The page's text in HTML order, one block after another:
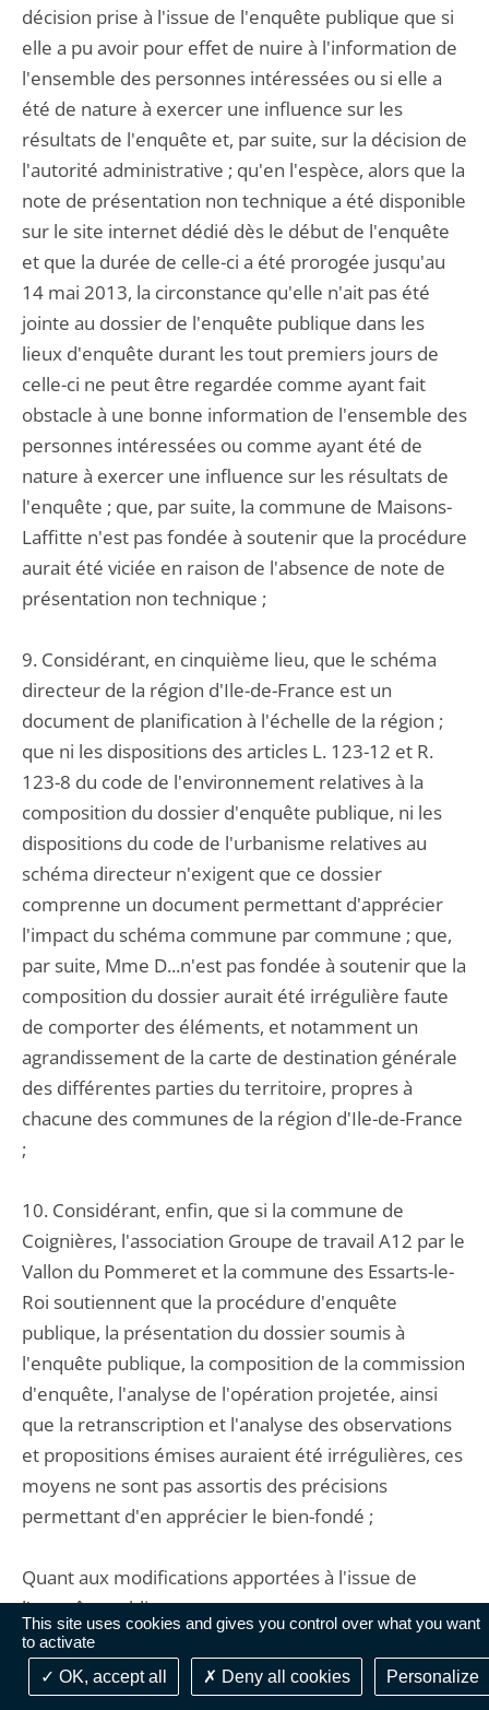
This site uses cookies and gives you control over what you want
to activate
OK, accept all
Deny all cookies Personalize
décision prise à l'issue de l'enquête publique que si
elle a pu avoir pour effet de nuire à l'information de
l'ensemble des personnes intéressées ou si elle a
été de nature à exercer une influence sur les
résultats de l'enquête et, par suite, sur la décision de
l'autorité administrative ; qu'en l'espèce, alors que la
note de présentation non technique a été disponible
sur le site internet dédié dès le début de l'enquête
et que la durée de celle-ci a été prorogée jusqu'au
14 mai 2013, la circonstance qu'elle n'ait pas été
jointe au dossier de l'enquête publique dans les
lieux d'enquête durant les tout premiers jours de
celle-ci ne peut être regardée comme ayant fait
obstacle à une bonne information de l'ensemble des
personnes intéressées ou comme ayant été de
nature à exercer une influence sur les résultats de
l'enquête ; que, par suite, la commune de Maisons-
Laffitte n'est pas fondée à soutenir que la procédure
aurait été viciée en raison de l'absence de note de
présentation non technique ;
9. Considérant, en cinquième lieu, que le schéma
directeur de la région d'Ile-de-France est un
document de planification à l'échelle de la région ;
que ni les dispositions des articles L. 123-12 et R.
123-8 du code de l'environnement relatives à la
composition du dossier d'enquête publique, ni les
dispositions du code de l'urbanisme relatives au
schéma directeur n'exigent que ce dossier
comprenne un document permettant d'apprécier
l'impact du schéma commune par commune ; que,
par suite, Mme D...n'est pas fondée à soutenir que la
composition du dossier aurait été irrégulière faute
de comporter des éléments, et notamment un
agrandissement de la carte de destination générale
des différentes parties du territoire, propres à
chacune des communes de la région d'Ile-de-France
;
10. Considérant, enfin, que si la commune de
Coignières, l'association Groupe de travail A12 par le
Vallon du Pommeret et la commune des Essarts-le-
Roi soutiennent que la procédure d'enquête
publique, la présentation du dossier soumis à
l'enquête publique, la composition de la commission
d'enquête, l'analyse de l'opération projetée, ainsi
que la retranscription et l'analyse des observations
et propositions émises auraient été irrégulières, ces
moyens ne sont pas assortis des précisions
permettant d'en apprécier le bien-fondé ;
Quant aux modifications apportées à l'issue de
l'enquête publique :
11. Considérant qu'aux termes du II de l'article L.
123-14 du code de l'environnement : " Au vu des